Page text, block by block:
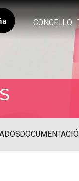
CONCELLO